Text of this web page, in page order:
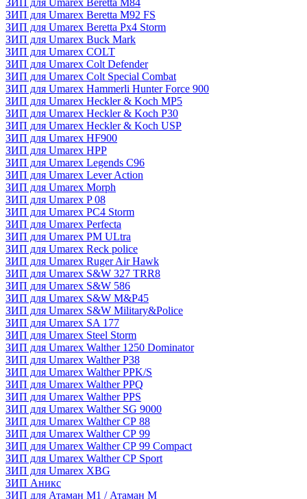
ЗИП для Umarex Beretta M84
ЗИП для Umarex Beretta M92 FS
ЗИП для Umarex Beretta Px4 Storm
ЗИП для Umarex Buck Mark
ЗИП для Umarex COLT
ЗИП для Umarex Colt Defender
ЗИП для Umarex Colt Special Combat
ЗИП для Umarex Hammerli Hunter Force 900
ЗИП для Umarex Heckler & Koch MP5
ЗИП для Umarex Heckler & Koch P30
ЗИП для Umarex Heckler & Koch USP
ЗИП для Umarex HF900
ЗИП для Umarex HPP
ЗИП для Umarex Legends C96
ЗИП для Umarex Lever Action
ЗИП для Umarex Morph
ЗИП для Umarex P 08
ЗИП для Umarex PC4 Storm
ЗИП для Umarex Perfecta
ЗИП для Umarex PM ULtra
ЗИП для Umarex Reck police
ЗИП для Umarex Ruger Air Hawk
ЗИП для Umarex S&W 327 TRR8
ЗИП для Umarex S&W 586
ЗИП для Umarex S&W M&P45
ЗИП для Umarex S&W Military&Police
ЗИП для Umarex SA 177
ЗИП для Umarex Steel Storm
ЗИП для Umarex Walther 1250 Dominator
ЗИП для Umarex Walther P38
ЗИП для Umarex Walther PPK/S
ЗИП для Umarex Walther PPQ
ЗИП для Umarex Walther PPS
ЗИП для Umarex Walther SG 9000
ЗИП для Umarex Walther СР 88
ЗИП для Umarex Walther СР 99
ЗИП для Umarex Walther СР 99 Compact
ЗИП для Umarex Walther СР Sport
ЗИП для Umarex XBG
ЗИП Аникс
ЗИП для Атаман М1 / Атаман М